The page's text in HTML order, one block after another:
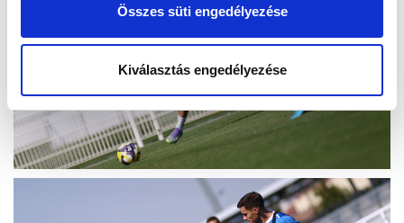
Összes süti engedélyezése
Kiválasztás engedélyezése